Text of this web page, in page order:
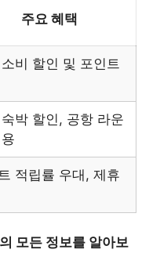
주요 혜택
비 할인 및 포인트
박 할인, 공항 라운
적립률 우대, 제휴
모든 정보를 알아보